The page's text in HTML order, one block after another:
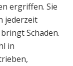
ergriffen. Sie
jederzeit
Schaden.
in